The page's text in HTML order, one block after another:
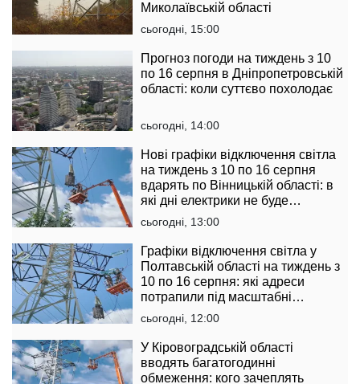
Миколаївській області
сьогодні, 15:00
Прогноз погоди на тиждень з 10
по 16 серпня в Дніпропетровській
області: коли суттєво похолодає
сьогодні, 14:00
Нові графіки відключення світла
на тиждень з 10 по 16 серпня
вдарять по Вінницькій області: в
які дні електрики не буде
найдовше
сьогодні, 13:00
Графіки відключення світла у
Полтавській області на тиждень з
10 по 16 серпня: які адреси
потрапили під масштабні
обмеження
сьогодні, 12:00
У Кіровоградській області
вводять багатогодинні
обмеження: кого зачеплять